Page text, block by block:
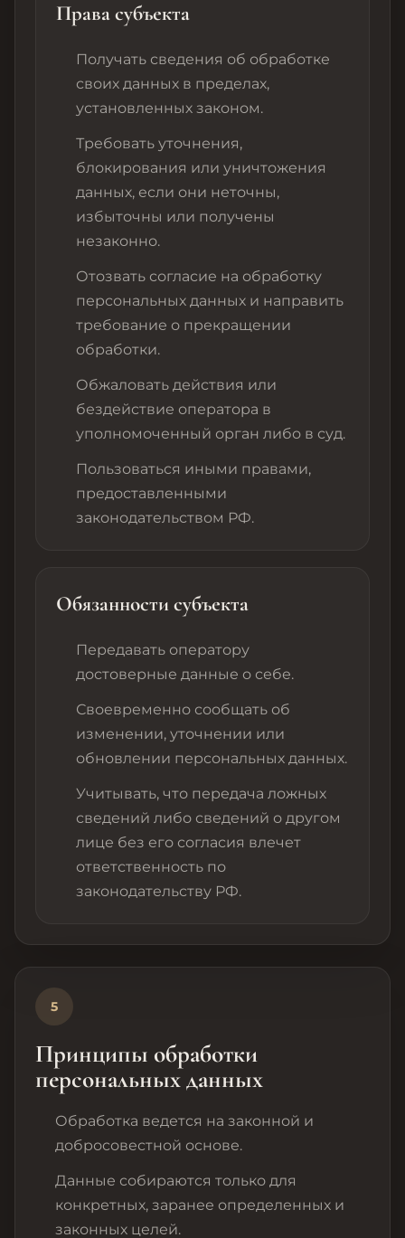
Права субъекта
Получать сведения об обработке
своих данных в пределах,
установленных законом.
Требовать уточнения,
блокирования или уничтожения
данных, если они неточны,
избыточны или получены
незаконно.
Отозвать согласие на обработку
персональных данных и направить
требование о прекращении
обработки.
Обжаловать действия или
бездействие оператора в
уполномоченный орган либо в суд.
Пользоваться иными правами,
предоставленными
законодательством РФ.
Обязанности субъекта
Передавать оператору
достоверные данные о себе.
Своевременно сообщать об
изменении, уточнении или
обновлении персональных данных.
Учитывать, что передача ложных
сведений либо сведений о другом
лице без его согласия влечет
ответственность по
законодательству РФ.
5
Принципы обработки
персональных данных
Обработка ведется на законной и
добросовестной основе.
Данные собираются только для
конкретных, заранее определенных и
законных целей.